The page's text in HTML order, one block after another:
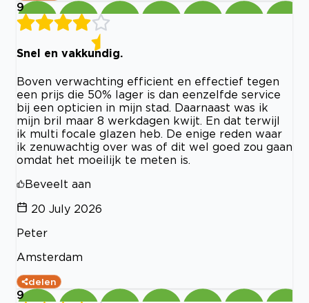
9
Snel en vakkundig.
Boven verwachting efficient en effectief tegen
een prijs die 50% lager is dan eenzelfde service
bij een opticien in mijn stad. Daarnaast was ik
mijn bril maar 8 werkdagen kwijt. En dat terwijl
ik multi focale glazen heb. De enige reden waar
ik zenuwachtig over was of dit wel goed zou gaan
omdat het moeilijk te meten is.
Beveelt aan
20 July 2026
Peter
Amsterdam
delen
9